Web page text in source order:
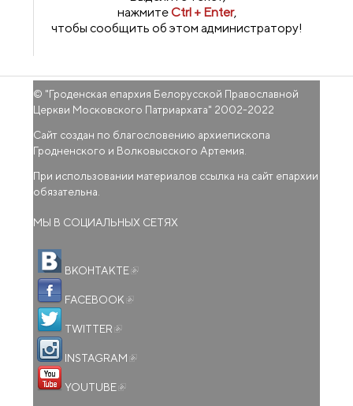
нажмитеCtrl + Enter,
чтобы сообщить об этом администратору!
© "Гроденская епархия Белорусской Православной
Церкви Московского Патриархата" 2002-2022
Сайт создан по благословению архиепископа
Гродненского и Волковысского Артемия.
При использовании материалов ссылка на сайт епархии
обязательна.
МЫ В СОЦИАЛЬНЫХ СЕТЯХ
ВКОНТАКТЕ
FACEBOOK
TWITTER
INSTAGRAM
YOUTUBE